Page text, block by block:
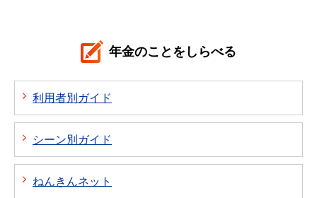
年金のことをしらべる
利用者別ガイド
シーン別ガイド
ねんきんネット